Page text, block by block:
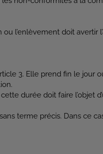
l’enlèvement doit avertir
3. Elle prend fin le jour
durée doit faire l’objet
terme précis. Dans ce